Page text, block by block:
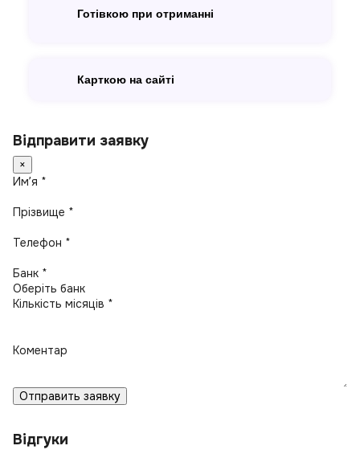
Готівкою при отриманні
Карткою на сайті
Відправити заявку
×
Имʼя *
Прізвище *
Телефон *
Банк *
Кількість місяців *
Коментар
Отправить заявку
Відгуки